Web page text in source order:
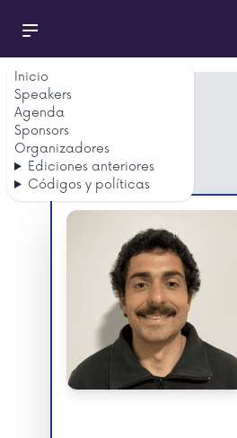
Inicio
Speakers
Agenda
Sponsors
Organizadores
Ediciones anteriores
Códigos y políticas